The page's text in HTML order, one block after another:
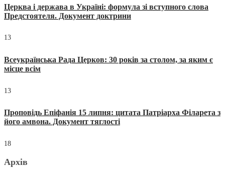
Церква і держава в Україні: формула зі вступного слова
Предстоятеля. Документ доктрини
13
Всеукраїнська Рада Церков: 30 років за столом, за яким є
місце всім
13
Проповідь Епіфанія 15 липня: цитата Патріарха Філарета з
його амвона. Документ тяглості
18
Архів